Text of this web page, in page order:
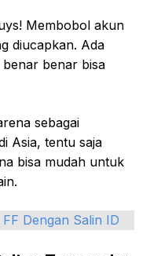
Membobol akun
diucapkan. Ada
benar bisa
sebagai
Asia, tentu saja
bisa mudah untuk
Dengan Salin ID